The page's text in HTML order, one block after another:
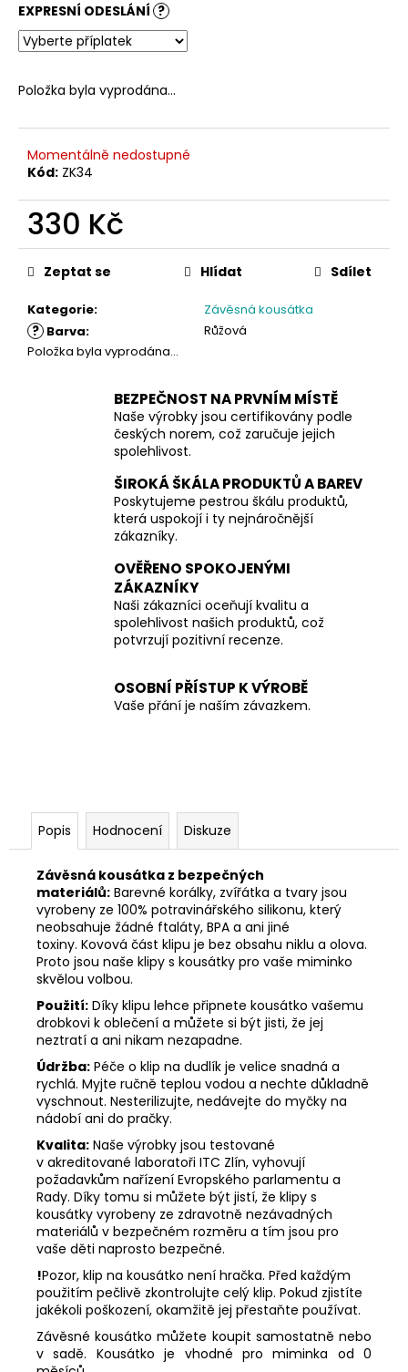
EXPRESNÍ ODESLÁNÍ ?
Položka byla vyprodána…
Momentálně nedostupné
Kód: ZK34
330 Kč
Měrná
cena:
Kategorie: Závěsná kousátka
? Barva:
Růžová
Položka byla vyprodána…
Zeptat se Hlídat Sdílet
BEZPEČNOST NA PRVNÍM MÍSTĚ
Naše výrobky jsou certifikovány podle
českých norem, což zaručuje jejich
spolehlivost.
ŠIROKÁ ŠKÁLA PRODUKTŮ A BAREV
Poskytujeme pestrou škálu produktů,
která uspokojí i ty nejnáročnější
zákazníky.
OVĚŘENO SPOKOJENÝMI
ZÁKAZNÍKY
Naši zákazníci oceňují kvalitu a
spolehlivost našich produktů, což
potvrzují pozitivní recenze.
OSOBNÍ PŘÍSTUP K VÝROBĚ
Vaše přání je naším závazkem.
Popis Hodnocení Diskuze
Závěsná kousátka z bezpečných
materiálů: Barevné korálky, zvířátka a tvary jsou
vyrobeny ze 100% potravinářského silikonu, který
neobsahuje žádné ftaláty, BPA a ani jiné
toxiny. Kovová část klipu je bez obsahu niklu a olova.
Proto jsou naše klipy s kousátky pro vaše miminko
skvělou volbou.
Použití: Díky klipu lehce připnete kousátko vašemu
drobkovi k oblečení a můžete si být jisti, že jej
neztratí a ani nikam nezapadne.
Údržba: Péče o klip na dudlík je velice snadná a
rychlá. Myjte ručně teplou vodou a nechte důkladně
vyschnout. Nesterilizujte, nedávejte do myčky na
nádobí ani do pračky.
Kvalita: Naše výrobky jsou testované
v akreditované laboratoři ITC Zlín, vyhovují
požadavkům nařízení Evropského parlamentu a
Rady. Díky tomu si můžete být jistí, že klipy s
kousátky vyrobeny ze zdravotně nezávadných
materiálů v bezpečném rozměru a tím jsou pro
vaše děti naprosto bezpečné.
!Pozor, klip na kousátko není hračka. Před každým
použitím pečlivě zkontrolujte celý klip. Pokud zjistíte
jakékoli poškození, okamžitě jej přestaňte používat.
Závěsné kousátko můžete koupit samostatně nebo
v sadě. Kousátko je vhodné pro miminka od 0